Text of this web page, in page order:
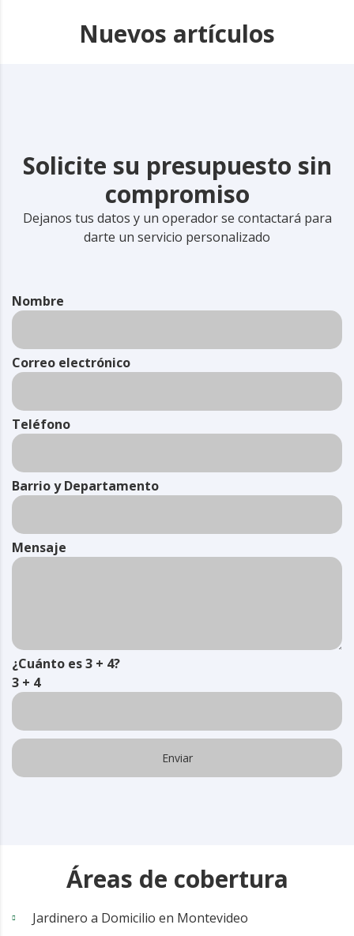
Nuevos artículos
Solicite su presupuesto sin
compromiso
Dejanos tus datos y un operador se contactará para
darte un servicio personalizado
Nombre
Correo electrónico
Teléfono
Barrio y Departamento
Mensaje
¿Cuánto es 3 + 4?
3 + 4
Áreas de cobertura
Jardinero a Domicilio en Montevideo